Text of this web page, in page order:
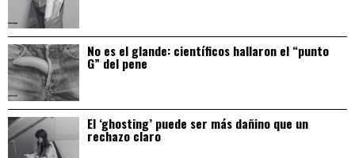
No es el glande: científicos hallaron el “punto
G” del pene
El ‘ghosting’ puede ser más dañino que un
rechazo claro